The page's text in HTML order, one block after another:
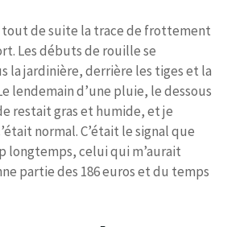
tout de suite la trace de frottement
Les débuts de rouille se
la jardinière, derrière les tiges et la
lendemain d’une pluie, le dessous
restait gras et humide, et je
normal. C’était le signal que
longtemps, celui qui m’aurait
partie des 186 euros et du temps